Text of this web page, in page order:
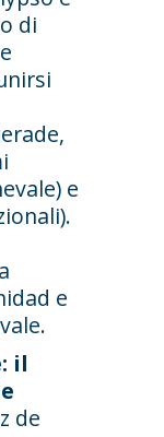
di
e
e
il
de